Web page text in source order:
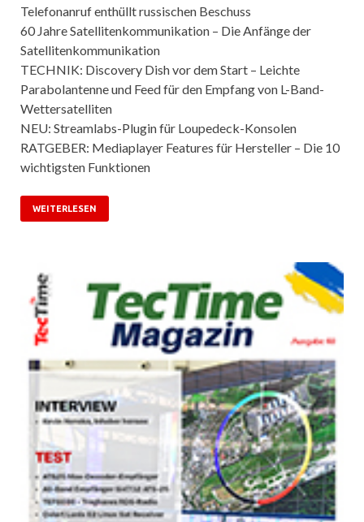
Telefonanruf enthüllt russischen Beschuss
60 Jahre Satellitenkommunikation – Die Anfänge der
Satellitenkommunikation
TECHNIK: Discovery Dish vor dem Start – Leichte
Parabolantenne und Feed für den Empfang von L-Band-
Wettersatelliten
NEU: Streamlabs-Plugin für Loupedeck-Konsolen
RATGEBER: Mediaplayer Features für Hersteller – Die 10
wichtigsten Funktionen
WEITERLESEN